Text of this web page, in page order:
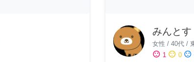
みんとす
女性 / 40代/
sentiment_satisfied 1 sentiment_neutral 0 sentiment_dissatisfied